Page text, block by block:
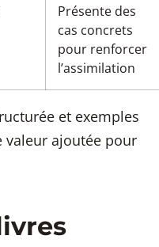
Présente des
cas concrets
pour renforcer
l’assimilation
et exemples
valeur ajoutée pour